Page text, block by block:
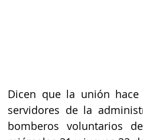
Dicen que la unión
servidores de la
bomberos voluntarios